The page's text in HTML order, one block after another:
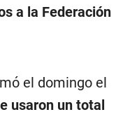
a la Federación
el domingo el
usaron un total